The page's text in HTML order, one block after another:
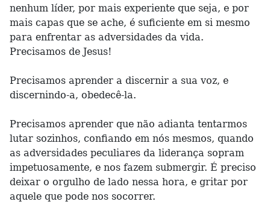
nenhum líder, por mais experiente que seja, e por
mais capas que se ache, é suficiente em si mesmo
para enfrentar as adversidades da vida.
Precisamos de Jesus!
Precisamos aprender a discernir a sua voz, e
discernindo-a, obedecê-la.
Precisamos aprender que não adianta tentarmos
lutar sozinhos, confiando em nós mesmos, quando
as adversidades peculiares da liderança sopram
impetuosamente, e nos fazem submergir. É preciso
deixar o orgulho de lado nessa hora, e gritar por
aquele que pode nos socorrer.